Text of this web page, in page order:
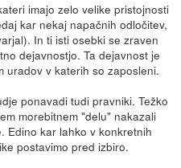
imajo zelo velike pristojnosti
kar nekaj napačnih odločitev,
In ti isti osebki se zraven
dejavnostjo. Ta dejavnost je
uradov v katerih so zaposleni.
ponavadi tudi pravniki. Težko
morebitnem "delu" nakazali
Edino kar lahko v konkretnih
postavimo pred izbiro.